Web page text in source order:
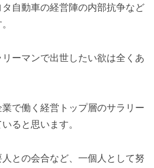
自動車の経営陣の内部抗争など
ーマンで出世したい欲は全くあ
で働く経営トップ層のサラリー
ると思います。
との会合など、一個人として努